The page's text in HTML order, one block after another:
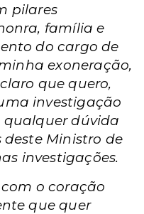
pilares
família e
do cargo de
exoneração,
que quero,
investigação
qualquer dúvida
Ministro de
investigações.
o coração
que quer